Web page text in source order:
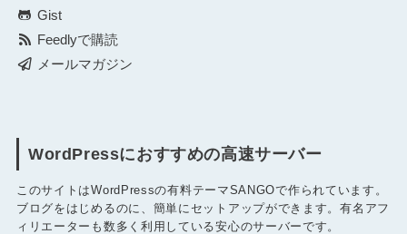
Gist
Feedlyで購読
メールマガジン
WordPressにおすすめの高速サーバー
このサイトはWordPressの有料テーマSANGOで作られています。
ブログをはじめるのに、簡単にセットアップができます。有名アフ
ィリエーターも数多く利用している安心のサーバーです。